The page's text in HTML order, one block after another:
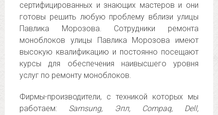
сертифицированных и знающих мастеров и они
готовы решить любую проблему вблизи улицы
Павлика Морозова. Сотрудники ремонта
моноблоков улицы Павлика Морозова имеют
высокую квалификацию и постоянно посещают
курсы для обеспечения наивысшего уровня
услуг по ремонту моноблоков.
Фирмы-производители, с техникой которых мы
работаем: Samsung, Эпл, Compaq, Dell,